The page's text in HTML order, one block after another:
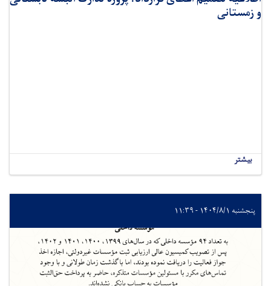
و زمستانی
بیشتر
پنجشنبه ۱۴۰۴/۸/۱ - ۱۱:۳۹